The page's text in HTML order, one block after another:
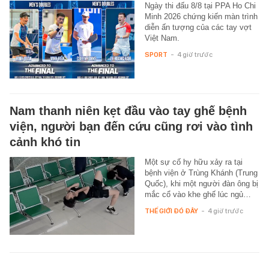
Ngày thi đấu 8/8 tại PPA Ho Chi
Minh 2026 chứng kiến màn trình
diễn ấn tượng của các tay vợt
Việt Nam.
SPORT - 4 giờ trước
Nam thanh niên kẹt đầu vào tay ghế bệnh
viện, người bạn đến cứu cũng rơi vào tình
cảnh khó tin
Một sự cố hy hữu xảy ra tại
bệnh viện ở Trùng Khánh (Trung
Quốc), khi một người đàn ông bị
mắc cổ vào khe ghế lúc ngủ…
THẾ GIỚI ĐÓ ĐÂY - 4 giờ trước